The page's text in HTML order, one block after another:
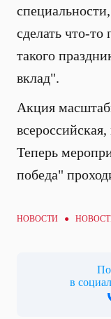
сделать что-то
такого
вклад".
Акция
Теперь
победа"
НОВОСТИ ●
в